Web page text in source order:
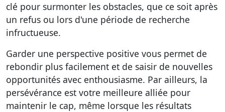
clé pour surmonter les obstacles, que ce soit après
un refus ou lors d'une période de recherche
infructueuse.
Garder une perspective positive vous permet de
rebondir plus facilement et de saisir de nouvelles
opportunités avec enthousiasme. Par ailleurs, la
persévérance est votre meilleure alliée pour
maintenir le cap, même lorsque les résultats